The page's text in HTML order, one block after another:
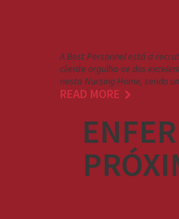
A Best Personnel está a
cliente orgulha-se dos
nesta Nursing Home, sendo
READ MORE